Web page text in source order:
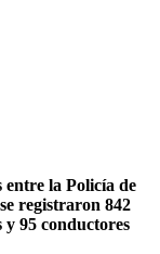
entre la Policía de
registraron 842
95 conductores